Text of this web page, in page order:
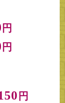
円
円
円